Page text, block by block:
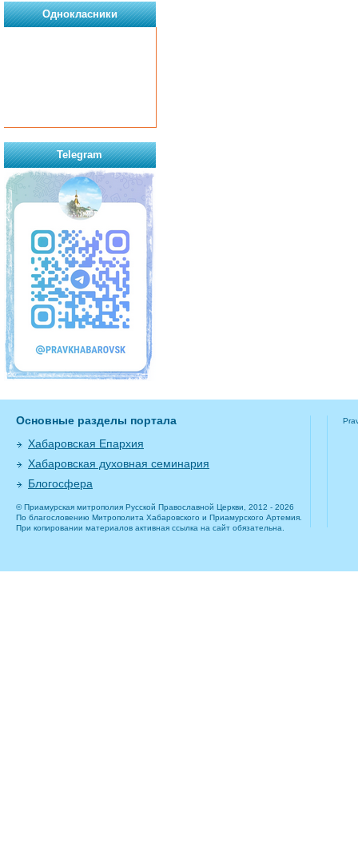
Однокласники
Telegram
Основные разделы портала
Хабаровская Епархия
Хабаровская духовная семинария
Блогосфера
© Приамурская митрополия Русской Православной Церкви, 2012 - 2026
По благословению Митрополита Хабаровского и Приамурского Артемия.
При копировании материалов активная ссылка на сайт обязательна.